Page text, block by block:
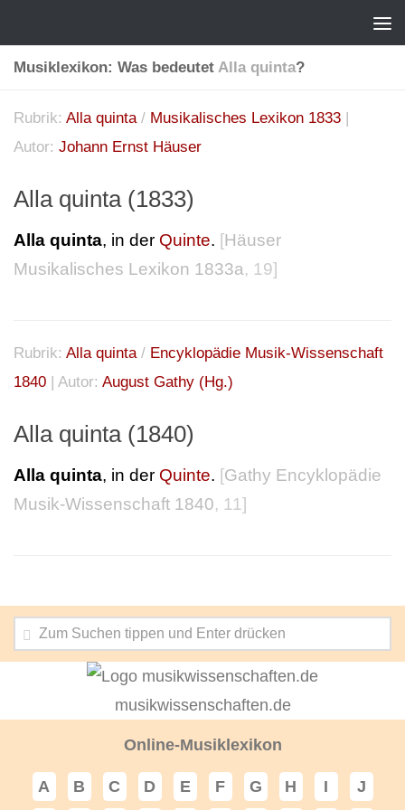
Musiklexikon: Was bedeutet Alla quinta?
Rubrik: Alla quinta/ Musikalisches Lexikon 1833 |
Autor: Johann Ernst Häuser
Alla quinta (1833)
Alla quinta, in der Quinte. [Häuser
Musikalisches Lexikon 1833a, 19]
Rubrik: Alla quinta/ Encyklopädie Musik-Wissenschaft
1840 | Autor: August Gathy (Hg.)
Alla quinta (1840)
Alla quinta, in der Quinte. [Gathy Encyklopädie
Musik-Wissenschaft 1840, 11]
musikwissenschaften.de
Online-Musiklexikon
A B C D E F G H I J